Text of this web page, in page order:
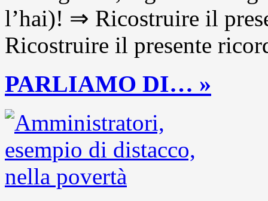
l’hai)! ⇒ Ricostruire il
Ricostruire il presente
PARLIAMO DI… »